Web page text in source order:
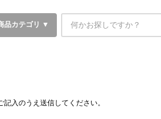
品カテゴリ ▼
入のうえ送信してください。